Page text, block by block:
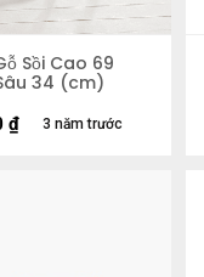
Sồi Cao 69
34 (cm)
3 năm trước
₫